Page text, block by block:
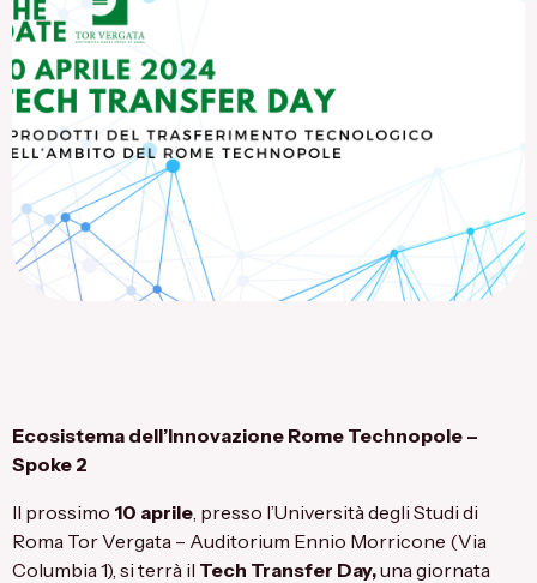
Flagship Project 8
Salute & Bio-Pharma
Flagship Project 4
Flagship Project 7
Ecosistema dell’Innovazione Rome Technopole –
Spoke 2
Il prossimo 10 aprile, presso l’Università degli Studi di
Roma Tor Vergata – Auditorium Ennio Morricone (Via
Columbia 1), si terrà il Tech Transfer Day,una giornata